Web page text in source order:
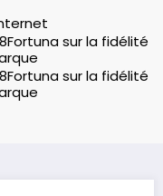
sur la fidélité
sur la fidélité